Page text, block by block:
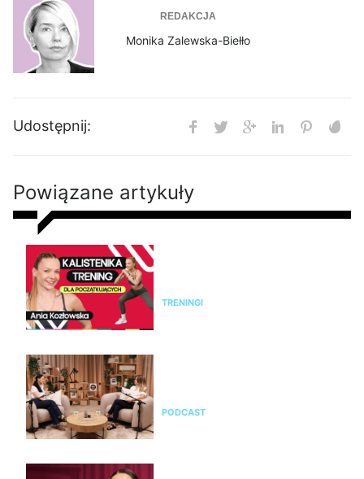
Monika Zalewska-Biełło
REDAKCJA
Udostępnij:
Powiązane artykuły
TRENINGI
PODCAST